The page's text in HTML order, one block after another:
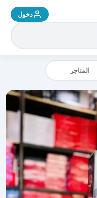
دخول
المتاجر